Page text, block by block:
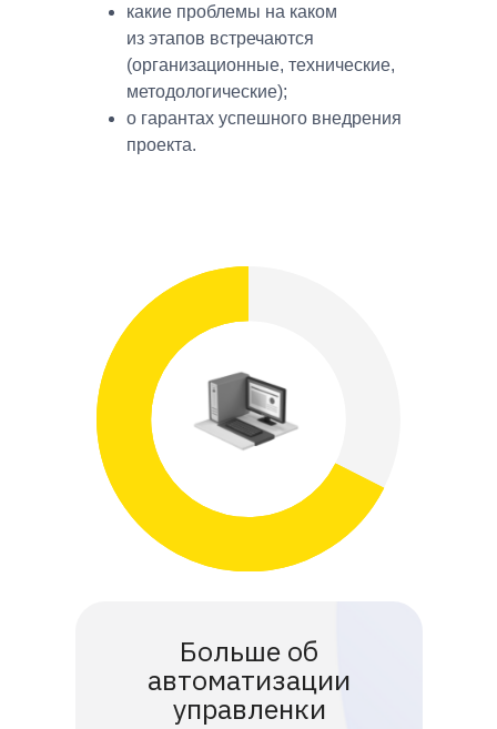
какие проблемы на каком
из этапов встречаются
(организационные, технические,
методологические);
о гарантах успешного внедрения
проекта.
Больше об
автоматизации
управленки